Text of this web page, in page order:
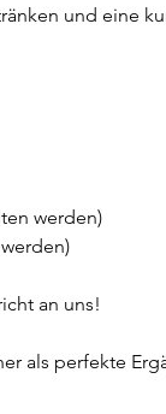
und eine
werden)
an uns!
als perfekte